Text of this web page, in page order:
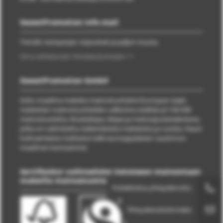
SweetPromotion info mail
Trendit, kampanjat, tarjoukset ja paljon muuta.
SweetPromotion GmbH
Koko maailma makeita mainostuotteita! Euroopan laajin
mainostuotetta, ilmaislahjaa, lahjaa ja mainosjoulukalenteria,
jotka on valmistettu kaikenlaisista makeisista ja ruoista. Nauti
kulinaarisesta matkasta halki eurooppalaisen nautinnon
maailman kanssamme.
Sertifioidut vaihtoehdot tietoiseen mainontaan
makeilla mainostuotteilla
Puhelimitse yhteydenotto
Yhteydenottolomake